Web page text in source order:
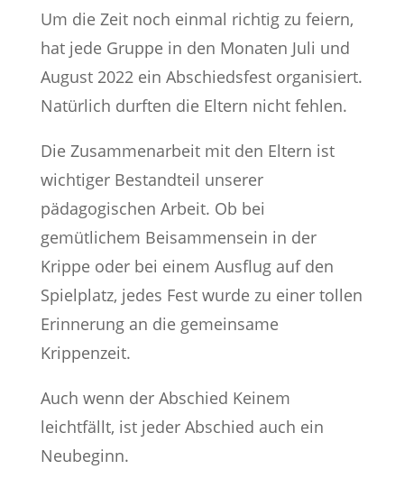
Um die Zeit noch einmal richtig zu feiern,
hat jede Gruppe in den Monaten Juli und
August 2022 ein Abschiedsfest organisiert.
Natürlich durften die Eltern nicht fehlen.
Die Zusammenarbeit mit den Eltern ist
wichtiger Bestandteil unserer
pädagogischen Arbeit. Ob bei
gemütlichem Beisammensein in der
Krippe oder bei einem Ausflug auf den
Spielplatz, jedes Fest wurde zu einer tollen
Erinnerung an die gemeinsame
Krippenzeit.
Auch wenn der Abschied Keinem
leichtfällt, ist jeder Abschied auch ein
Neubeginn.